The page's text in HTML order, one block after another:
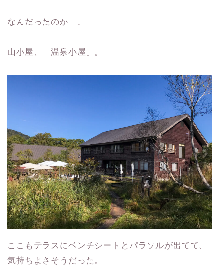
なんだったのか…。
山小屋、「温泉小屋」。
ここもテラスにベンチシートとパラソルが出てて、
気持ちよさそうだった。